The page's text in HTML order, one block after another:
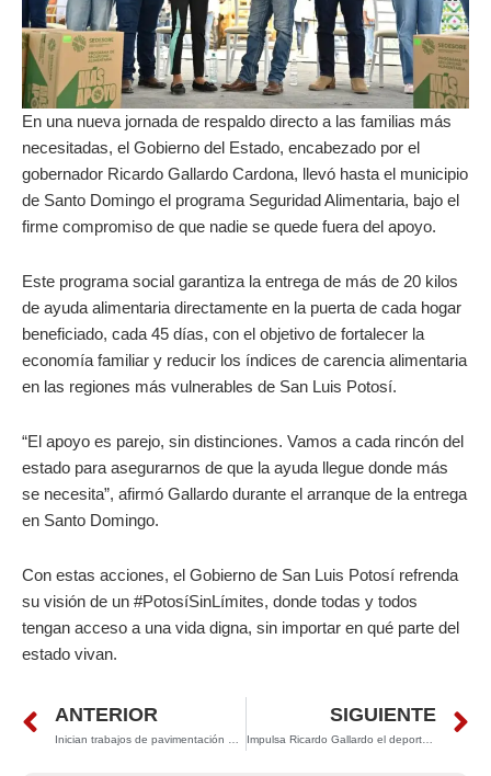
En una nueva jornada de respaldo directo a las familias más
necesitadas, el Gobierno del Estado, encabezado por el
gobernador Ricardo Gallardo Cardona, llevó hasta el municipio
de Santo Domingo el programa Seguridad Alimentaria, bajo el
firme compromiso de que nadie se quede fuera del apoyo.
Este programa social garantiza la entrega de más de 20 kilos
de ayuda alimentaria directamente en la puerta de cada hogar
beneficiado, cada 45 días, con el objetivo de fortalecer la
economía familiar y reducir los índices de carencia alimentaria
en las regiones más vulnerables de San Luis Potosí.
“El apoyo es parejo, sin distinciones. Vamos a cada rincón del
estado para asegurarnos de que la ayuda llegue donde más
se necesita”, afirmó Gallardo durante el arranque de la entrega
en Santo Domingo.
Con estas acciones, el Gobierno de San Luis Potosí refrenda
su visión de un #PotosíSinLímites, donde todas y todos
tengan acceso a una vida digna, sin importar en qué parte del
estado vivan.
Prev
ANTERIOR SIGUIENTE
Impulsa Ricardo Gallardo el deporte y la educación en Villa de Ramos